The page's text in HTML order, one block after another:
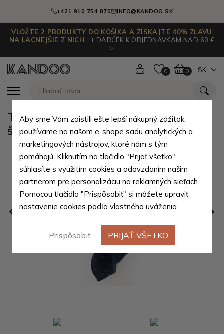
+421 910 754 870 INFO@KANDOO.SK
VLOŽTE 2 PRODUKTY DO KOŠÍKA A ZÍSKAJTE 40% ZĽAVU
NA LACNEJŠIE Z NICH.
+ DARČEK K OBJEDNÁVKAM NAD 60 €
✨
0 0 SK
Tmavomodrá dámska pletená
šatka Galina
Aby sme Vám zaistili ešte lepší nákupný zážitok,
používame na našom e-shope sadu analytických a
marketingových nástrojov, ktoré nám s tým
pomáhajú. Kliknutím na tlačidlo "Prijať všetko"
súhlasíte s využitím cookies a odovzdaním našim
partnerom pre personalizáciu na reklamných sieťach.
Pomocou tlačidla "Prispôsobiť" si môžete upraviť
nastavenie cookies podľa vlastného uváženia.
Prispôsobiť PRIJAŤ VŠETKO